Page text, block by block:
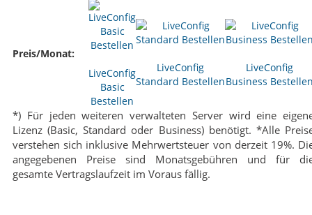
Preis/Monat:
LiveConfig
Basic
Bestellen
LiveConfig
Standard Bestellen
LiveConfig
Business
*) Für jeden weiteren verwalteten Server wird eine
Lizenz (Basic, Standard oder Business) benötigt. *Alle
verstehen sich inklusive Mehrwertsteuer von derzeit 19%.
angegebenen Preise sind Monatsgebühren und für
gesamte Vertragslaufzeit im Voraus fällig.